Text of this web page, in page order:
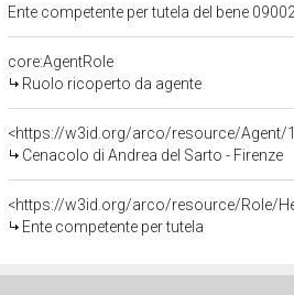
Ente competente per tutela del bene
core:AgentRole
Ruolo ricoperto da agente
<https://w3id.org/arco/resource/Agent/
Cenacolo di Andrea del Sarto - Firenze
<https://w3id.org/arco/resource/Role/
Ente competente per tutela